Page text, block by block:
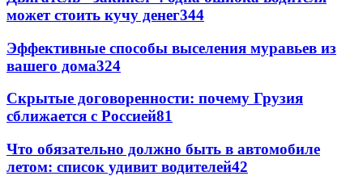
может стоить кучу денег344
Эффективные способы выселения муравьев из
вашего дома324
Скрытые договоренности: почему Грузия
сближается с Россией81
Что обязательно должно быть в автомобиле
летом: список удивит водителей42